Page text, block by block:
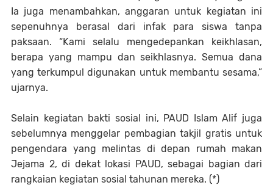
Ia juga menambahkan, anggaran untuk kegiatan ini
sepenuhnya berasal dari infak para siswa tanpa
paksaan. “Kami selalu mengedepankan keikhlasan,
berapa yang mampu dan seikhlasnya. Semua dana
yang terkumpul digunakan untuk membantu sesama,”
ujarnya.
Selain kegiatan bakti sosial ini, PAUD Islam Alif juga
sebelumnya menggelar pembagian takjil gratis untuk
pengendara yang melintas di depan rumah makan
Jejama 2, di dekat lokasi PAUD, sebagai bagian dari
rangkaian kegiatan sosial tahunan mereka. (*)